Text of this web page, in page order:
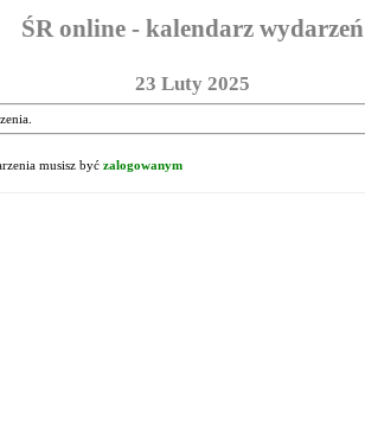
ŚR online - kalendarz wydarzeń
23 Luty 2025
musisz być zalogowanym